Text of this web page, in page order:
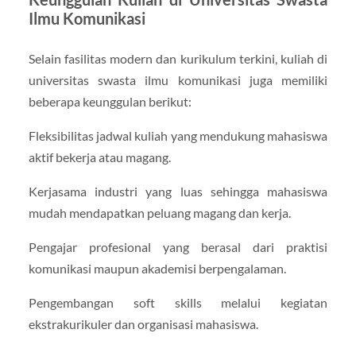
Ilmu Komunikasi
Selain fasilitas modern dan kurikulum terkini, kuliah di
universitas swasta ilmu komunikasi juga memiliki
beberapa keunggulan berikut:
Fleksibilitas jadwal kuliah yang mendukung mahasiswa
aktif bekerja atau magang.
Kerjasama industri yang luas sehingga mahasiswa
mudah mendapatkan peluang magang dan kerja.
Pengajar profesional yang berasal dari praktisi
komunikasi maupun akademisi berpengalaman.
Pengembangan soft skills melalui kegiatan
ekstrakurikuler dan organisasi mahasiswa.